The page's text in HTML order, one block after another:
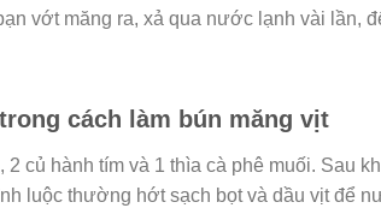
vớt măng ra, xả qua nước lạnh vài lần,
cách làm bún măng vịt
củ hành tím và 1 thìa cà phê muối. Sau
luộc thường hớt sạch bọt và dầu vịt để